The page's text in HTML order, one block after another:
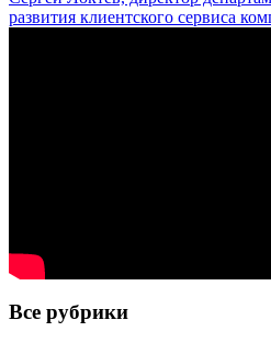
развития клиентского сервиса
Все рубрики